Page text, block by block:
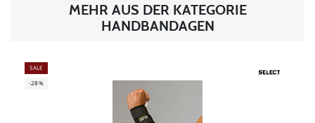
MEHR AUS DER KATEGORIE
HANDBANDAGEN
SALE
-28%